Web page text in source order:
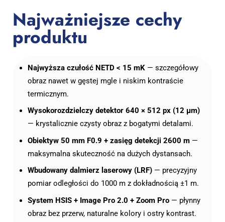
Najważniejsze cechy
produktu
Najwyższa czułość NETD < 15 mK — szczegółowy
obraz nawet w gęstej mgle i niskim kontraście
termicznym.
Wysokorozdzielczy detektor 640 × 512 px (12 μm)
— krystalicznie czysty obraz z bogatymi detalami.
Obiektyw 50 mm F0.9 + zasięg detekcji 2600 m —
maksymalna skuteczność na dużych dystansach.
Wbudowany dalmierz laserowy (LRF) — precyzyjny
pomiar odległości do 1000 m z dokładnością ±1 m.
System HSIS + Image Pro 2.0 + Zoom Pro — płynny
obraz bez przerw, naturalne kolory i ostry kontrast.